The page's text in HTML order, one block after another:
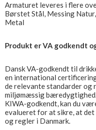
Armaturet leveres i flere
Børstet Stål, Messing
Metal
Produkt er VA godkendt
Dansk VA-godkendt til
en international
de relevante standarder
miljømæssig
KIWA-godkendt, kan du
evalueret for at sikre, at
og regler i Danmark.